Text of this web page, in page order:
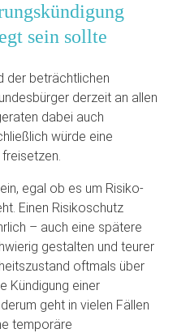
sein sollte
der beträchtlichen
derzeit an allen
dabei auch
würde eine
egal ob es um Risiko-
Einen Risikoschutz
– auch eine spätere
gestalten und teurer
oftmals über
Kündigung einer
geht in vielen Fällen
temporäre